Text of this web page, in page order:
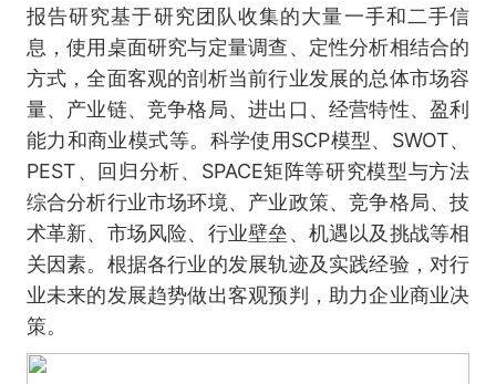
报告研究基于研究团队收集的大量一手和二手信
息，使用桌面研究与定量调查、定性分析相结合的
方式，全面客观的剖析当前行业发展的总体市场容
量、产业链、竞争格局、进出口、经营特性、盈利
能力和商业模式等。科学使用SCP模型、SWOT、
PEST、回归分析、SPACE矩阵等研究模型与方法
综合分析行业市场环境、产业政策、竞争格局、技
术革新、市场风险、行业壁垒、机遇以及挑战等相
关因素。根据各行业的发展轨迹及实践经验，对行
业未来的发展趋势做出客观预判，助力企业商业决
策。